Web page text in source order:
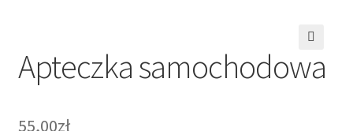
Polityka prywatności
🔍
Apteczka samochodowa
55,00zł